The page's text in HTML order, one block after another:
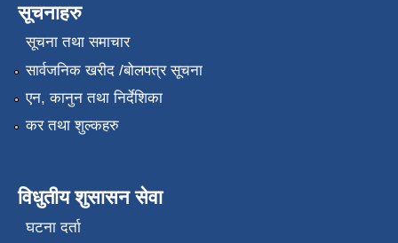
सूचनाहरु
सूचना तथा समाचार
सार्वजनिक खरीद /बोलपत्र सूचना
एन, कानुन तथा निर्देशिका
कर तथा शुल्कहरु
विधुतीय शुसासन सेवा
घटना दर्ता